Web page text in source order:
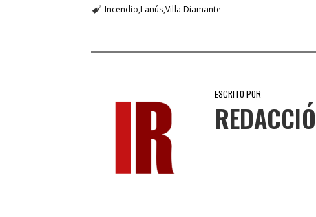
Incendio LanúsVilla Diamante
ESCRITO POR